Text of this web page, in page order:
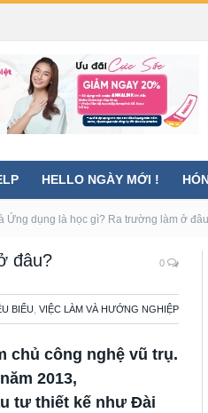
HELLO NGÀY MỚI !
Ứng dụng là học gì? Ra trường làm ở
đâu? 0
BIỂU VIỆC LÀM VÀ HƯỚNG NGHIỆP
chủ công nghệ vũ trụ.
2013,
tư thiết kế như Đài
DẪN DU HỌC SINH ÚC KÍCH